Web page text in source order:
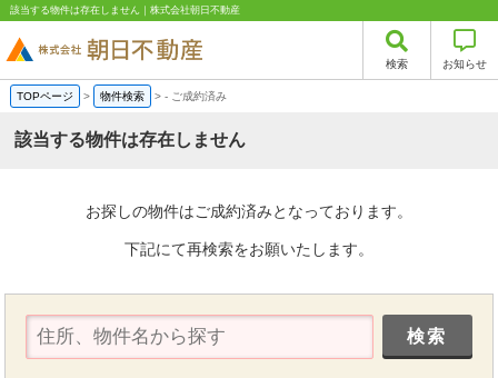
該当する物件は存在しません｜株式会社朝日不動産
検索 お知らせ
TOPページ > 物件検索 >- ご成約済み
該当する物件は存在しません
お探しの物件はご成約済みとなっております。
下記にて再検索をお願いたします。